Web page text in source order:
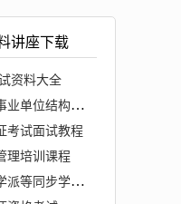
讲座下载
资料大全
【公务员资料】公务员事业单位结构化面试教程资料
考试面试教程
理培训课程
【网课学习】步步高优学派等同步学习软件集合程序软件